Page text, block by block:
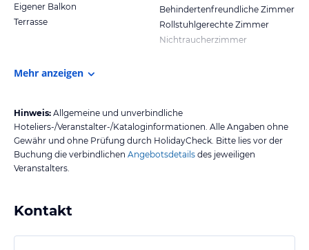
Eigener Balkon
Terrasse
Behindertenfreundliche Zimmer
Rollstuhlgerechte Zimmer
Nichtraucherzimmer
Mehr anzeigen
Hinweis: Allgemeine und unverbindliche
Hoteliers-/Veranstalter-/Kataloginformationen. Alle Angaben ohne
Gewähr und ohne Prüfung durch HolidayCheck. Bitte lies vor der
Buchung die verbindlichen Angebotsdetails des jeweiligen
Veranstalters.
Kontakt